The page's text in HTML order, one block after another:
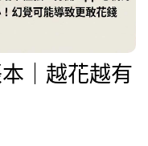
｜越花越有